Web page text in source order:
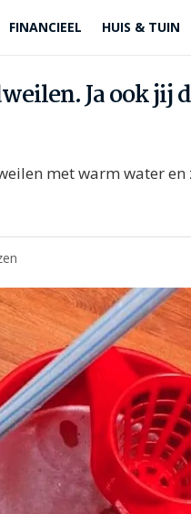
FINANCIEEL HUIS & TUIN
Ja ook jij
met warm water en